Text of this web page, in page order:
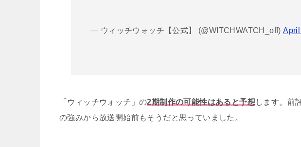
— ウィッチウォッチ【公式】 (@WITCHWATCH_off)
「ウィッチウォッチ」の2期制作の可能性はあると予想します。前
の強みから放送開始前もそうだと思っていました。